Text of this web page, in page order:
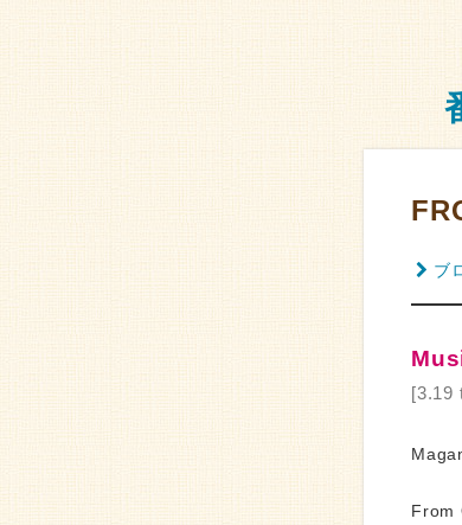
ブ
[3.19
From